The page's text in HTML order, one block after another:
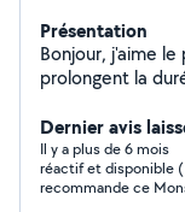
Présentation
Bonjour, j'aime
prolongent la
montage de
d'interventions
outillage.
projets.
Dernier avis
Il y a plus de 6 mois
réactif et disponible (
recommande ce